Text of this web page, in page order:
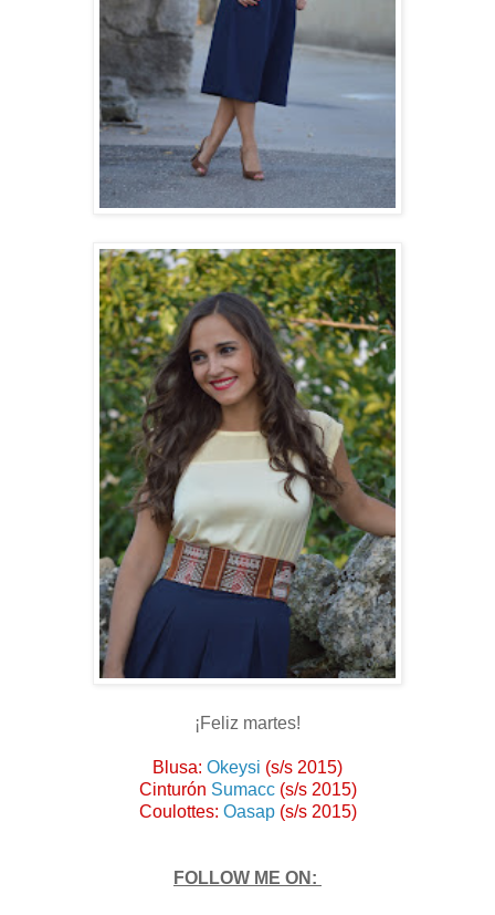
¡Feliz martes!
Blusa: Okeysi (s/s 2015)
Cinturón Sumacc(s/s 2015)
Coulottes: Oasap (s/s 2015)
FOLLOW ME ON: